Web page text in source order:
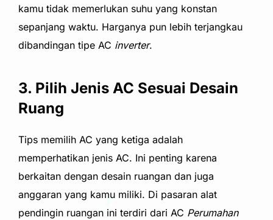
kamu tidak memerlukan suhu yang konstan
sepanjang waktu. Harganya pun lebih terjangkau
dibandingan tipe AC inverter.
3. Pilih Jenis AC Sesuai Desain
Ruang
Tips memilih AC yang ketiga adalah
memperhatikan jenis AC. Ini penting karena
berkaitan dengan desain ruangan dan juga
anggaran yang kamu miliki. Di pasaran alat
pendingin ruangan ini terdiri dari AC Perumahan